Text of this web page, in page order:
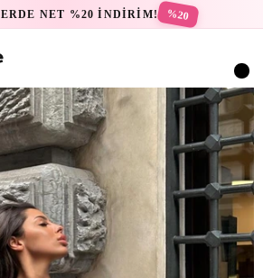
NET %20 İNDİRİM! %20